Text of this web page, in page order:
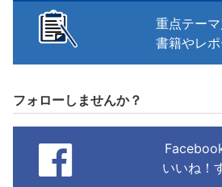
重点テー
書籍やレポ
フォローしませんか？
いいね！